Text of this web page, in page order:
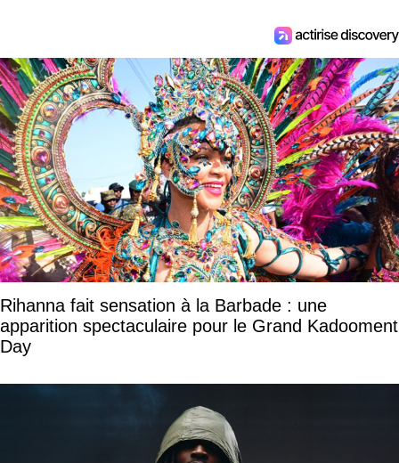
Rihanna fait sensation à la Barbade : une
apparition spectaculaire pour le Grand Kadooment
Day